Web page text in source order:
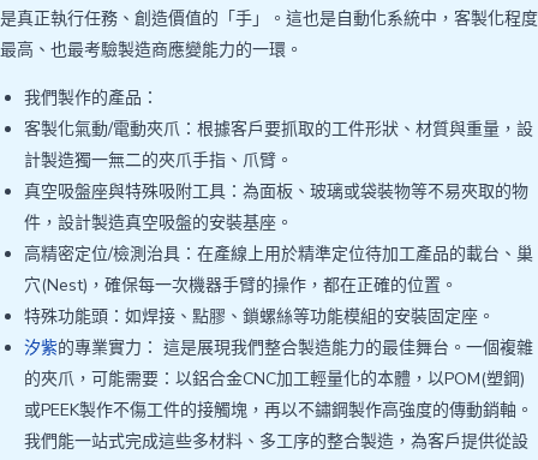
是真正執行任務、創造價值的「手」。這也是自動化系統中，客製化程度
最高、也最考驗製造商應變能力的一環。
我們製作的產品：
客製化氣動/電動夾爪：根據客戶要抓取的工件形狀、材質與重量，設
計製造獨一無二的夾爪手指、爪臂。
真空吸盤座與特殊吸附工具：為面板、玻璃或袋裝物等不易夾取的物
件，設計製造真空吸盤的安裝基座。
高精密定位/檢測治具：在產線上用於精準定位待加工產品的載台、巢
穴(Nest)，確保每一次機器手臂的操作，都在正確的位置。
特殊功能頭：如焊接、點膠、鎖螺絲等功能模組的安裝固定座。
汐紫的專業實力： 這是展現我們整合製造能力的最佳舞台。一個複雜
的夾爪，可能需要：以鋁合金CNC加工輕量化的本體，以POM(塑鋼)
或PEEK製作不傷工件的接觸塊，再以不鏽鋼製作高強度的傳動銷軸。
我們能一站式完成這些多材料、多工序的整合製造，為客戶提供從設